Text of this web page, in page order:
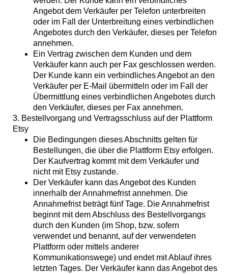
Angebot dem Verkäufer per Telefon unterbreiten
oder im Fall der Unterbreitung eines verbindlichen
Angebotes durch den Verkäufer, dieses per Telefon
annehmen.
Ein Vertrag zwischen dem Kunden und dem
Verkäufer kann auch per Fax geschlossen werden.
Der Kunde kann ein verbindliches Angebot an den
Verkäufer per E-Mail übermitteln oder im Fall der
Übermittlung eines verbindlichen Angebotes durch
den Verkäufer, dieses per Fax annehmen.
3. Bestellvorgang und Vertragsschluss auf der Plattform
Etsy
Die Bedingungen dieses Abschnitts gelten für
Bestellungen, die über die Plattform Etsy erfolgen.
Der Kaufvertrag kommt mit dem Verkäufer und
nicht mit Etsy zustande.
Der Verkäufer kann das Angebot des Kunden
innerhalb der Annahmefrist annehmen. Die
Annahmefrist beträgt fünf Tage. Die Annahmefrist
beginnt mit dem Abschluss des Bestellvorgangs
durch den Kunden (im Shop, bzw. sofern
verwendet und benannt, auf der verwendeten
Plattform oder mittels anderer
Kommunikationswege) und endet mit Ablauf ihres
letzten Tages. Der Verkäufer kann das Angebot des